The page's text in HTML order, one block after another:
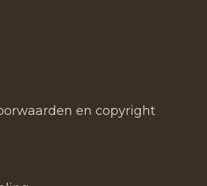
en copyright